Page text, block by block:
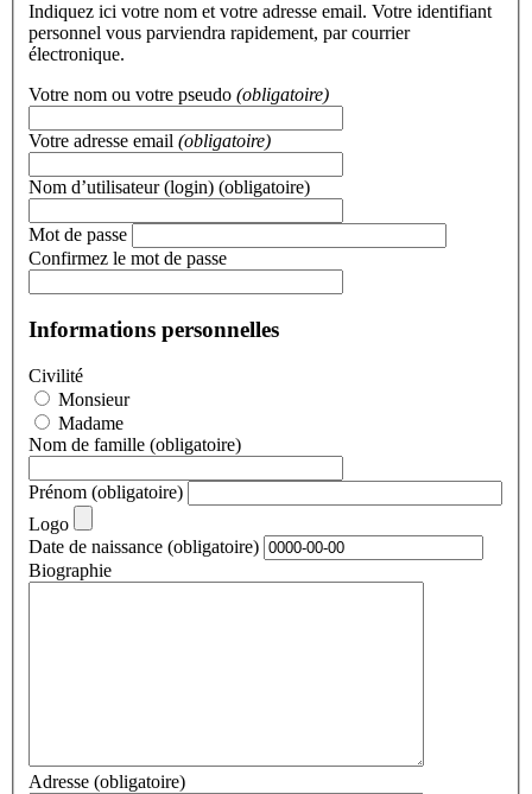
Indiquez ici votre nom et votre adresse email. Votre identifiant
personnel vous parviendra rapidement, par courrier
électronique.
Votre nom ou votre pseudo (obligatoire)
Votre adresse email (obligatoire)
Nom d’utilisateur (login) (obligatoire)
Mot de passe
Confirmez le mot de passe
Informations personnelles
Civilité
Monsieur
Madame
Nom de famille (obligatoire)
Prénom (obligatoire)
Logo
Date de naissance (obligatoire)
Biographie
Adresse (obligatoire)